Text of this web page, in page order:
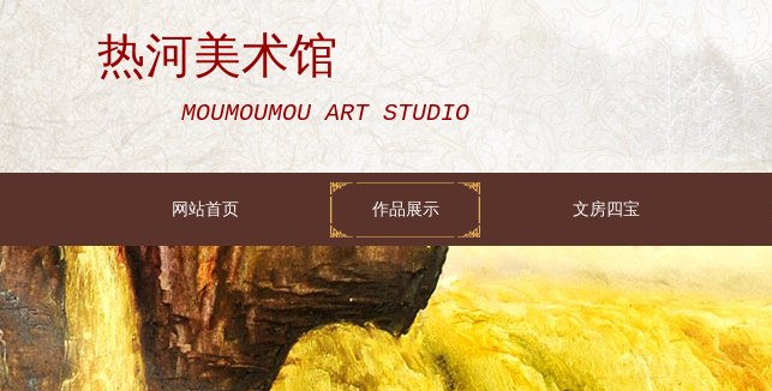
热河美术馆
MOUMOUMOU ART STUDIO
网站首页 作品展示 文房四宝